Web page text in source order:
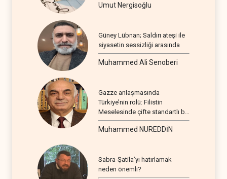
Umut Nergisoğlu
Güney Lübnan; Saldırı ateşi ile
siyasetin sessizliği arasında
Muhammed Ali Senoberi
Gazze anlaşmasında
Türkiye’nin rolü: Filistin
Meselesinde çifte standartlı bir
seyir
Muhammed NUREDDİN
Sabra-Şatila’yı hatırlamak
neden önemli?